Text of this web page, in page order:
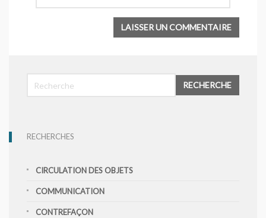
RECHERCHE
RECHERCHES
CIRCULATION DES OBJETS
COMMUNICATION
CONTREFAÇON